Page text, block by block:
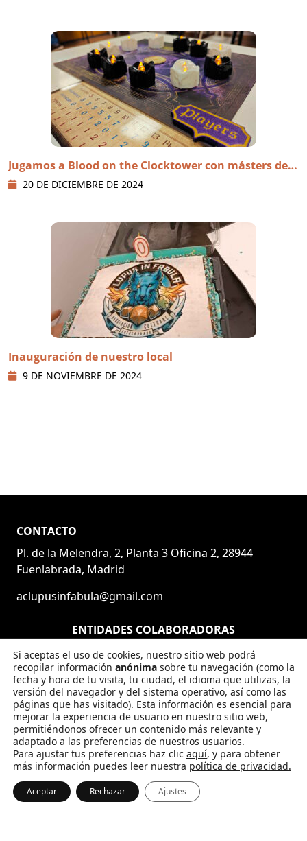
Jugamos a Blood on the Clocktower con másters de L
a Secta
20 DE DICIEMBRE DE 2024
Inauguración de nuestro local
9 DE NOVIEMBRE DE 2024
CONTACTO
Pl. de la Melendra, 2, Planta 3 Oficina 2, 28944
Fuenlabrada, Madrid
aclupusinfabula@gmail.com
ENTIDADES COLABORADORAS
SÍGUENOS EN LAS REDES
Facebook
Instagram
Twitch
YouTube
X TikTok
Link
Si aceptas el uso de cookies, nuestro sitio web podrá
recopilar información anónima sobre tu navegación (como la
fecha y hora de tu visita, tu ciudad, el idioma que utilizas, la
versión del navegador y del sistema operativo, así como las
páginas que has visitado). Esta información es esencial para
mejorar la experiencia de usuario en nuestro sitio web,
permitiéndonos ofrecer un contenido más relevante y
adaptado a las preferencias de nuestros usuarios.
Para ajustar tus preferencias haz clic aquí, y para obtener
más información puedes leer nuestra política de privacidad.
Aceptar Rechazar Ajustes